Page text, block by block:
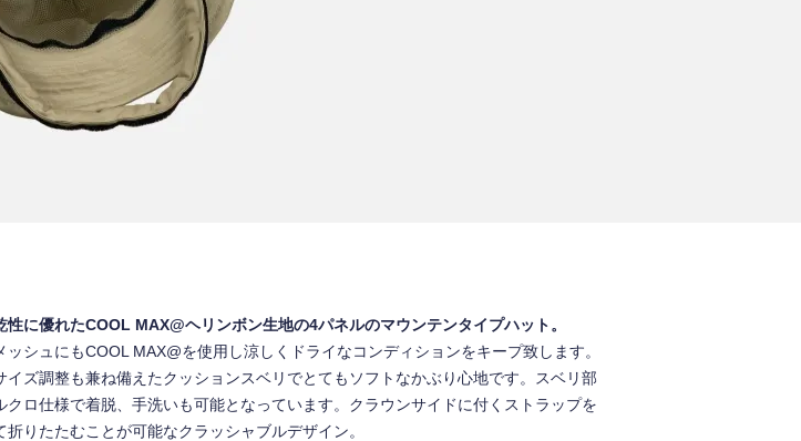
性に優れたCOOL MAX@ヘリンボン生地の4パネルのマウンテンタイプハット。
ッシュにもCOOL MAX@を使用し涼しくドライなコンディションをキープ致します。
イズ調整も兼ね備えたクッションスベリでとてもソフトなかぶり心地です。スベリ部
クロ仕様で着脱、手洗いも可能となっています。クラウンサイドに付くストラップを
折りたたむことが可能なクラッシャブルデザイン。